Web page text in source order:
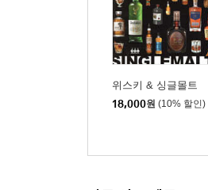
위스키 & 싱글몰트
18,000원 (10% 할인)